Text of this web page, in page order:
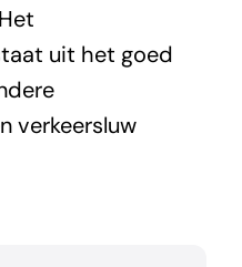
uit het goed
verkeersluw